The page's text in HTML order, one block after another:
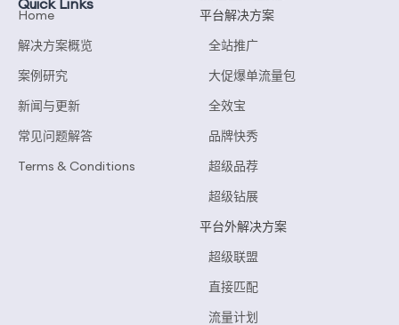
Quick Links
Home
解决方案概览
案例研究
新闻与更新
常见问题解答
Terms & Conditions
解决方案概览
平台解决方案
全站推广
大促爆单流量包
全效宝
品牌快秀
超级品荐
超级钻展
平台外解决方案
超级联盟
直接匹配
流量计划